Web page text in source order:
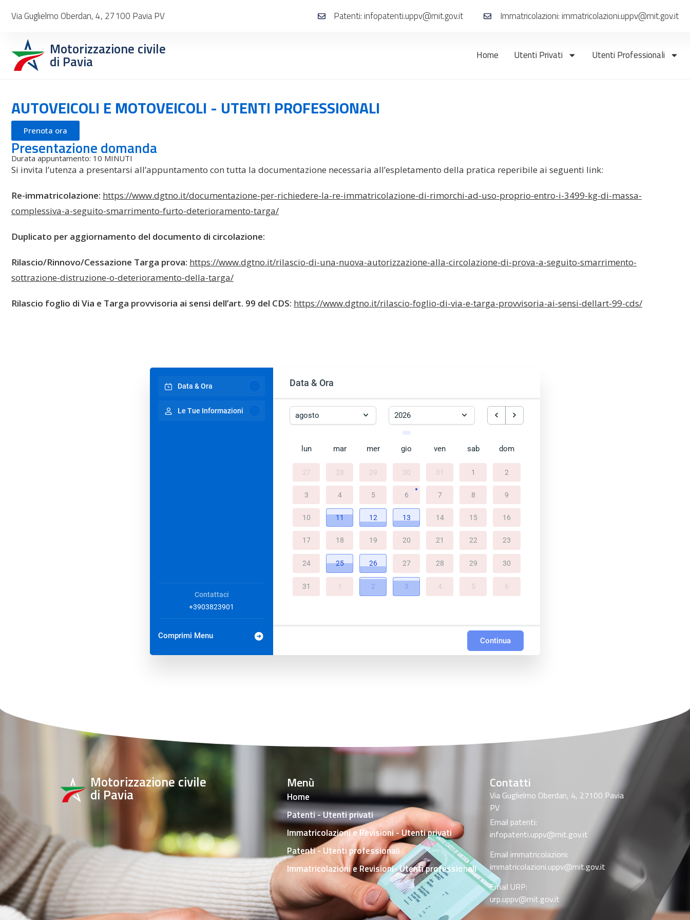
Via Guglielmo Oberdan, 4, 27100 Pavia PV Patenti: infopatenti.uppv@mit.gov.it Immatricolazioni: immatricolazioni.uppv@mit.gov.it
Motorizzazione civile
di Pavia Home Utenti Privati Utenti Professionali
AUTOVEICOLI E MOTOVEICOLI - UTENTI PROFESSIONALI
Prenota ora
Presentazione domanda
Durata appuntamento: 10 MINUTI
Si invita l’utenza a presentarsi all’appuntamento con tutta la documentazione necessaria all’espletamento della pratica reperibile ai seguenti link:
Re-immatricolazione: https://www.dgtno.it/documentazione-per-richiedere-la-re-immatricolazione-di-rimorchi-ad-uso-proprio-entro-i-3499-kg-di-massa-
complessiva-a-seguito-smarrimento-furto-deterioramento-targa/
Duplicato per aggiornamento del documento di circolazione:
Rilascio/Rinnovo/Cessazione Targa prova: https://www.dgtno.it/rilascio-di-una-nuova-autorizzazione-alla-circolazione-di-prova-a-seguito-smarrimento-
sottrazione-distruzione-o-deterioramento-della-targa/
Rilascio foglio di Via e Targa provvisoria ai sensi dell’art. 99 del CDS: https://www.dgtno.it/rilascio-foglio-di-via-e-targa-provvisoria-ai-sensi-dellart-99-cds/
Data & Ora
Le Tue Informazioni
Contattaci
+3903823901
Comprimi Menu
Data & Ora
lun mar mer gio ven sab dom
27 28 29 30 31 1 2
3 4 5 6 7 8 9
10 11 12 13 14 15 16
17 18 19 20 21 22 23
24 25 26 27 28 29 30
31 1 2 3 4 5 6
Continua
Motorizzazione civile
di Pavia
Menù
Home
Patenti - Utenti privati
Immatricolazioni e Revisioni - Utenti privati
Patenti - Utenti professionali
Immatricolazioni e Revisioni- Utenti professionali
Contatti
Via Guglielmo Oberdan, 4, 27100 Pavia
PV
Email patenti:
infopatenti.uppv@mit.gov.it
Email immatricolazioni:
immatricolazioni.uppv@mit.gov.it
Email URP:
urp.uppv@mit.gov.it